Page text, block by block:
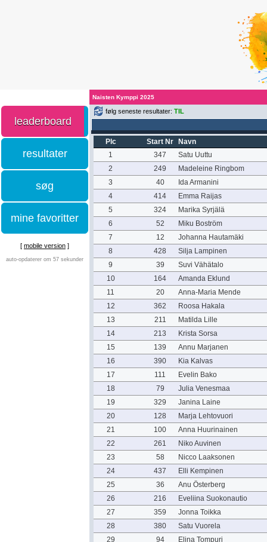
Naisten Kymppi 2025
leaderboard
resultater
søg
mine favoritter
[ mobile version ]
auto-opdaterer om 57 sekunder
følg seneste resultater: TIL
Plc Start Nr
Navn
1
347
Satu Uuttu
2
249
Madeleine Ringbom
3
40
Ida Armanini
4
414
Emma Raijas
5
324
Marika Syrjälä
6
52
Miku Boström
7
12
Johanna Hautamäki
8
428
Silja Lampinen
9
39
Suvi Vähätalo
10
164
Amanda Eklund
11
20
Anna-Maria Mende
12
362
Roosa Hakala
13
211
Matilda Lille
14
213
Krista Sorsa
15
139
Annu Marjanen
16
390
Kia Kalvas
17
111
Evelin Bako
18
79
Julia Venesmaa
19
329
Janina Laine
20
128
Marja Lehtovuori
21
100
Anna Huurinainen
22
261
Niko Auvinen
23
58
Nicco Laaksonen
24
437
Elli Kempinen
25
36
Anu Österberg
26
216
Eveliina Suokonautio
27
359
Jonna Toikka
28
380
Satu Vuorela
29
94
Elina Tompuri